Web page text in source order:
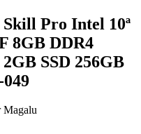
Pro Intel 10ª
8GB DDR4
SSD 256GB
Magalu